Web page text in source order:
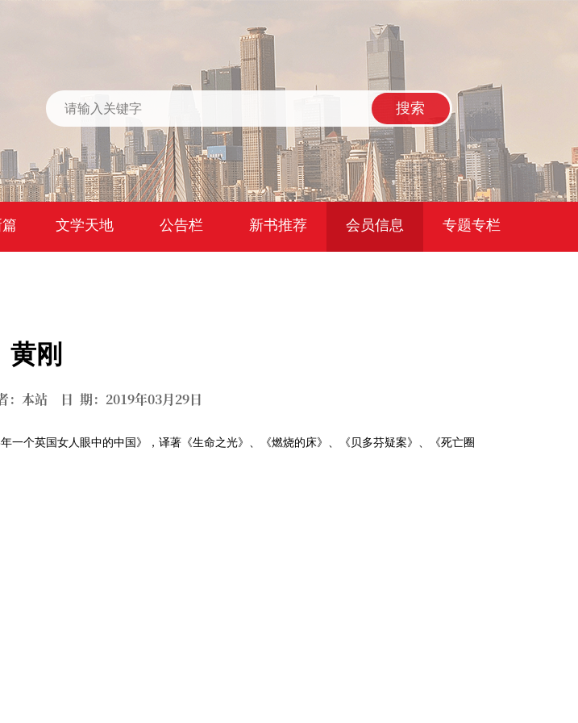
搜索
文学天地 公告栏 新书推荐 会员信息 专题专栏
黄刚
：本站 日 期：2019年03月29日
个英国女人眼中的中国》，译著《生命之光》、《燃烧的床》、《贝多芬疑案》、《死亡圈